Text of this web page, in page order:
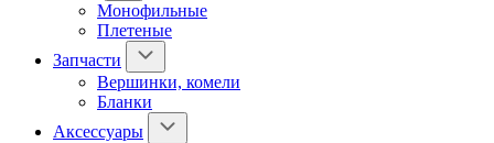
Монофильные
Плетеные
Запчасти
Вершинки, комели
Бланки
Аксессуары